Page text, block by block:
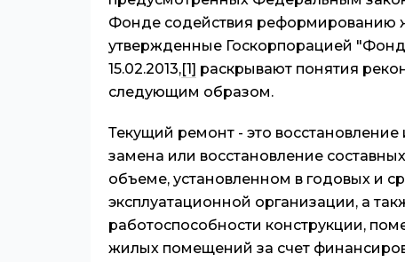
Фонде содействия реформированию
утвержденные Госкорпорацией
15.02.2013,[1] раскрывают понятия
следующим образом.
Текущий ремонт - это
замена или восстановление
объеме, установленном в годовых и
эксплуатационной организации, а
работоспособности конструкции,
жилых помещений за счет